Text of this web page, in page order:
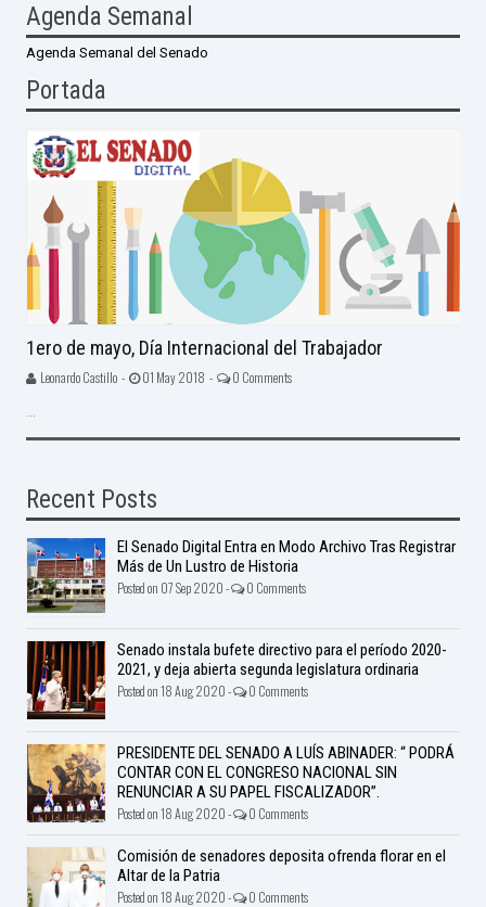
Agenda Semanal
Agenda Semanal del Senado
Portada
1ero de mayo, Día Internacional del Trabajador
Leonardo Castillo - 01 May 2018 - 0 Comments
Recent Posts
El Senado Digital Entra en Modo Archivo Tras Registrar
Más de Un Lustro de Historia
Posted on 07 Sep 2020 - 0 Comments
Senado instala bufete directivo para el período 2020-
2021, y deja abierta segunda legislatura ordinaria
Posted on 18 Aug 2020 - 0 Comments
PRESIDENTE DEL SENADO A LUÍS ABINADER: “ PODRÁ
CONTAR CON EL CONGRESO NACIONAL SIN
RENUNCIAR A SU PAPEL FISCALIZADOR”.
Posted on 18 Aug 2020 - 0 Comments
Comisión de senadores deposita ofrenda florar en el
Altar de la Patria
Posted on 18 Aug 2020 - 0 Comments